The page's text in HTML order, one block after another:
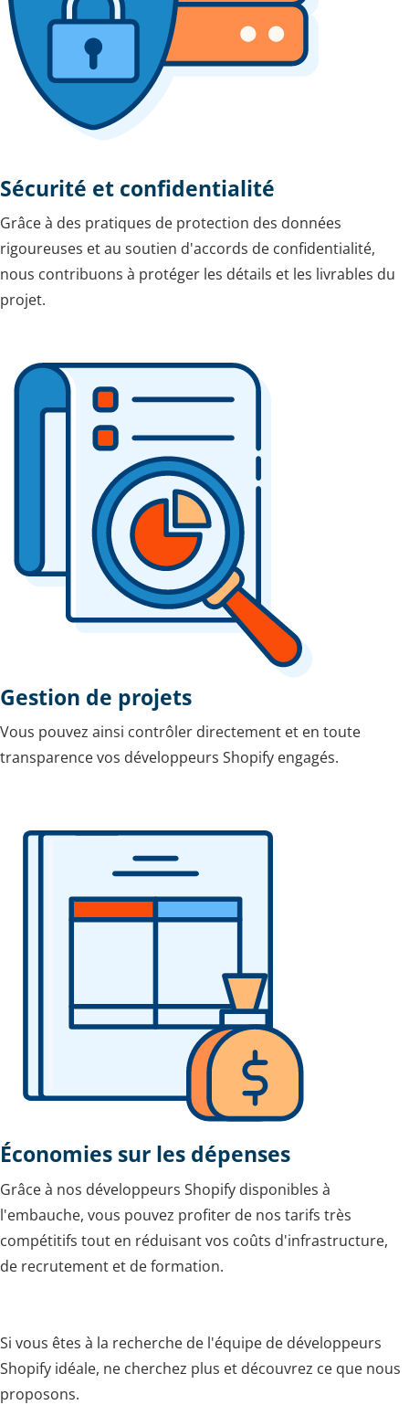
Sécurité et confidentialité
Grâce à des pratiques de protection des données
rigoureuses et au soutien d'accords de confidentialité,
nous contribuons à protéger les détails et les livrables du
projet.
Gestion de projets
Vous pouvez ainsi contrôler directement et en toute
transparence vos développeurs Shopify engagés.
Économies sur les dépenses
Grâce à nos développeurs Shopify disponibles à
l'embauche, vous pouvez profiter de nos tarifs très
compétitifs tout en réduisant vos coûts d'infrastructure,
de recrutement et de formation.
Si vous êtes à la recherche de l'équipe de développeurs
Shopify idéale, ne cherchez plus et découvrez ce que nous
proposons.